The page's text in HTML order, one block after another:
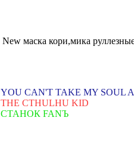
New маска кори,мика
YOU CAN'T TAKE MY SOUL
THE CTHULHU KID
СТАНОК FANЪ